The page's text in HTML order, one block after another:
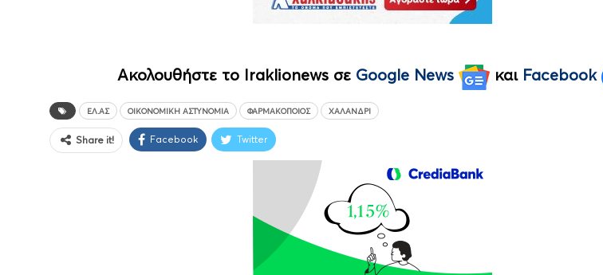
Ακολουθήστε το Iraklionews σε Google News και Facebook
ΕΛ.ΑΣ ΟΙΚΟΝΟΜΙΚΉ ΑΣΤΥΝΟΜΊΑ ΦΑΡΜΑΚΟΠΟΙΌΣ ΧΑΛΆΝΔΡΙ
Share it! Facebook Twitter